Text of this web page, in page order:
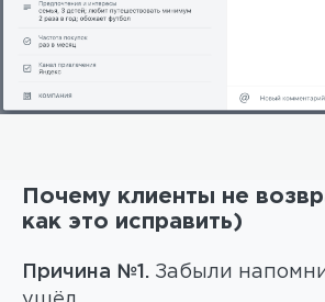
Почему клиенты не
как это исправить)
Причина №1. Забыли